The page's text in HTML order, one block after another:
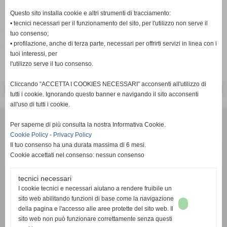
Fonte:Redazione PisaRRC
inserisci un nuovo commento
56100 Pisa (PI) - P.I. 02050770508
email:info@pisarrc.it- pec: pisarrc@pec.it
Questo sito installa cookie e altri strumenti di tracciamento:
• tecnici necessari per il funzionamento del sito, per l'utilizzo non serve il
tuo consenso;
• profilazione, anche di terza parte, necessari per offrirti servizi in linea con i
tuoi interessi, per
l'utilizzo serve il tuo consenso.
Cliccando “ACCETTA I COOKIES NECESSARI” acconsenti all'utilizzo di
tutti i cookie. Ignorando questo banner e navigando il sito acconsenti
all'uso di tutti i cookie.
Per saperne di più consulta la nostra Informativa Cookie.
Cookie Policy - Privacy Policy
Il tuo consenso ha una durata massima di 6 mesi.
Cookie accettati nel consenso: nessun consenso
tecnici necessari
I cookie tecnici e necessari aiutano a rendere fruibile un
sito web abilitando funzioni di base come la navigazione
della pagina e l'accesso alle aree protette del sito web. Il
sito web non può funzionare correttamente senza questi